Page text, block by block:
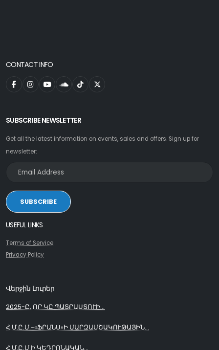
CONTACT INFO
SUBSCRIBE NEWSLETTER
Get all the latest information on events, sales and offers. Sign up for
newsletter:
SUBSCRIBE
USEFUL LINKS
Terms of Service
Privacy Policy
Վերջին Լուրեր
2025-Ը, ՈՐ ԿԸ ՊԱՏՐԱՍՏՈՒԻ...
Հ.Մ.Ը.Մ.-«ՖՐԱՆՍ»Ի ՄԱՐԶԱՄՇԱԿՈՒԹԱՅԻՆ...
Հ.Մ.Ը.Մ.Ի ԿԵԴՐՈՆԱԿԱՆ...